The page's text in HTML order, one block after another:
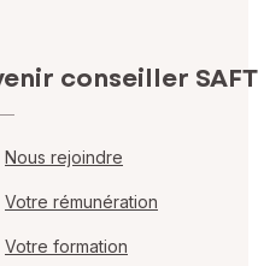
conseiller
Nous rejoindre
Votre rémunération
Votre formation